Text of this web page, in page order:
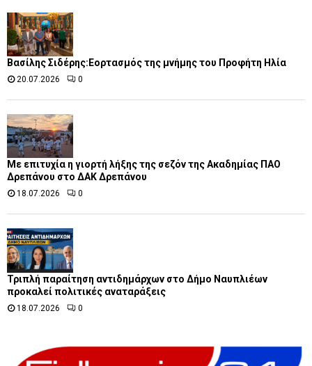
Βασίλης Σιδέρης:Εορτασμός της μνήμης του Προφήτη Ηλία
20.07.2026 0
Με επιτυχία η γιορτή λήξης της σεζόν της Ακαδημίας ΠΑΟ
Δρεπάνου στο ΔΑΚ Δρεπάνου
18.07.2026 0
Τριπλή παραίτηση αντιδημάρχων στο Δήμο Ναυπλιέων
προκαλεί πολιτικές αναταράξεις
18.07.2026 0